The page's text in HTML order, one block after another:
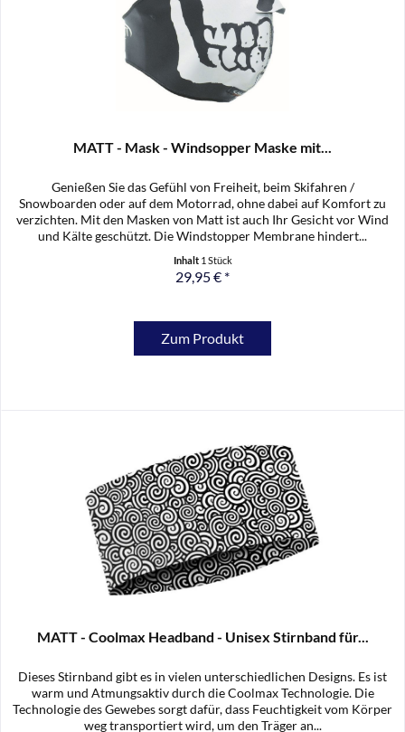
MATT - Mask - Windsopper Maske mit...
Genießen Sie das Gefühl von Freiheit, beim Skifahren /
Snowboarden oder auf dem Motorrad, ohne dabei auf Komfort zu
verzichten. Mit den Masken von Matt ist auch Ihr Gesicht vor Wind
und Kälte geschützt. Die Windstopper Membrane hindert...
Inhalt 1 Stück
29,95 € *
Zum Produkt
MATT - Coolmax Headband - Unisex Stirnband für...
Dieses Stirnband gibt es in vielen unterschiedlichen Designs. Es ist
warm und Atmungsaktiv durch die Coolmax Technologie. Die
Technologie des Gewebes sorgt dafür, dass Feuchtigkeit vom Körper
weg transportiert wird, um den Träger an...